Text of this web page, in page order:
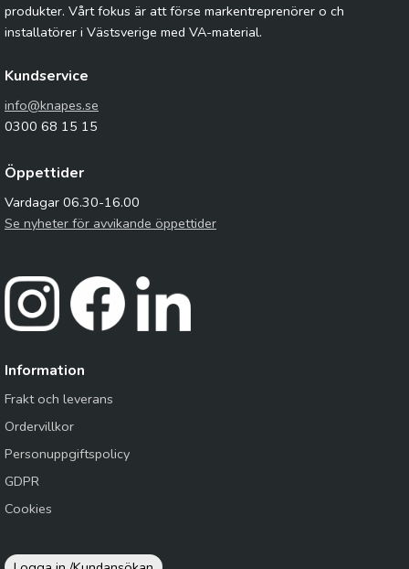
produkter. Vårt fokus är att förse markentreprenörer o ch
installatörer i Västsverige med VA-material.
Kundservice
info@knapes.se
0300 68 15 15
Öppettider
Vardagar 06.30-16.00
Se nyheter för avvikande öppettider
Information
Frakt och leverans
Ordervillkor
Personuppgiftspolicy
GDPR
Cookies